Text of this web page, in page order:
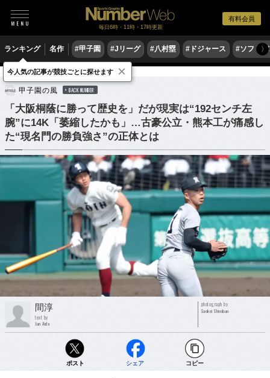
有料会員
毎日6時・11時・17時更新
ランキング 名作 #甲子園 #Jリーグ #八村塁 #ドジャース #ソフト〉
野球 高校野球
甲子園の風 BACK NUMBER
「大阪桐蔭に勝って歴史を」だが現実は“192センチ左
腕”に14K「萎縮したかも」…古豪公立・熊本工が痛感し
た“現名門の勝負強さ”の正体とは
間淳
text by
Jun Aida
photograph by
Sankei Shimbun
ポスト シェア コピー
今人気の記事が競技ごとに探せます ×